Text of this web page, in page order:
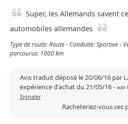
Super, les Allemands savent
automobiles allemandes
Type de route: Route - Conduite: Sportive -
parcourus: 1000 km
Avis traduit déposé le 20/06/16 par
expérience d'achat du 21/05/16- voir
Signaler
Racheteriez-vous ces